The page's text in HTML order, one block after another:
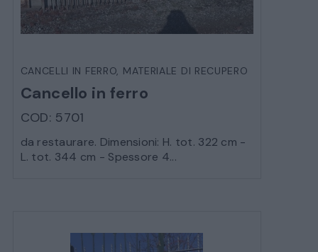
CANCELLI IN FERRO, MATERIALE DI RECUPERO
Cancello in ferro
COD: 5701
da restaurare. Dimensioni: H. tot. 322 cm -
L. tot. 344 cm - Spessore 4...